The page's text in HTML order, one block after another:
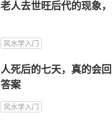
老人去世旺后代的现象
风水学入门
人死后的七天，真的会
答案
风水学入门